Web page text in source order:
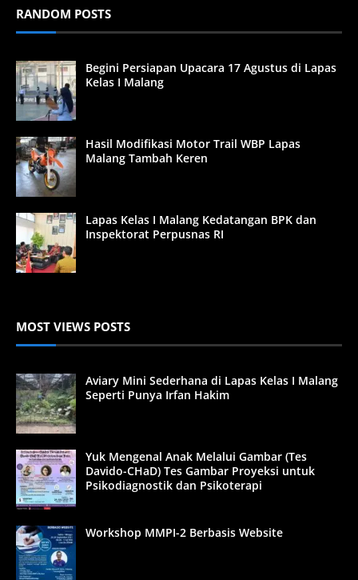
RANDOM POSTS
Begini Persiapan Upacara 17 Agustus di Lapas
Kelas I Malang
Hasil Modifikasi Motor Trail WBP Lapas
Malang Tambah Keren
Lapas Kelas I Malang Kedatangan BPK dan
Inspektorat Perpusnas RI
MOST VIEWS POSTS
Aviary Mini Sederhana di Lapas Kelas I Malang
Seperti Punya Irfan Hakim
Yuk Mengenal Anak Melalui Gambar (Tes
Davido-CHaD) Tes Gambar Proyeksi untuk
Psikodiagnostik dan Psikoterapi
Workshop MMPI-2 Berbasis Website